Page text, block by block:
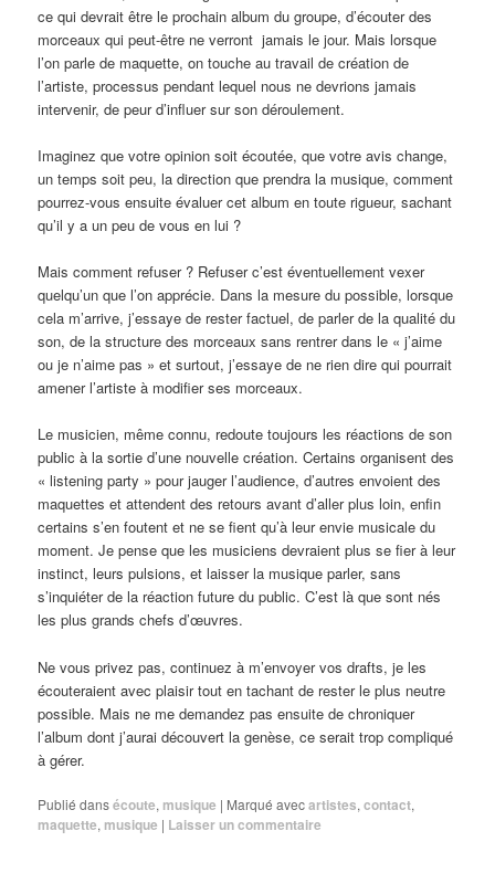
ce qui devrait être le prochain album du groupe, d’écouter des
morceaux qui peut-être ne verront jamais le jour. Mais lorsque
l’on parle de maquette, on touche au travail de création de
l’artiste, processus pendant lequel nous ne devrions jamais
intervenir, de peur d’influer sur son déroulement.
Imaginez que votre opinion soit écoutée, que votre avis change,
un temps soit peu, la direction que prendra la musique, comment
pourrez-vous ensuite évaluer cet album en toute rigueur, sachant
qu’il y a un peu de vous en lui ?
Mais comment refuser ? Refuser c’est éventuellement vexer
quelqu’un que l’on apprécie. Dans la mesure du possible, lorsque
cela m’arrive, j’essaye de rester factuel, de parler de la qualité du
son, de la structure des morceaux sans rentrer dans le « j’aime
ou je n’aime pas » et surtout, j’essaye de ne rien dire qui pourrait
amener l’artiste à modifier ses morceaux.
Le musicien, même connu, redoute toujours les réactions de son
public à la sortie d’une nouvelle création. Certains organisent des
« listening party » pour jauger l’audience, d’autres envoient des
maquettes et attendent des retours avant d’aller plus loin, enfin
certains s’en foutent et ne se fient qu’à leur envie musicale du
moment. Je pense que les musiciens devraient plus se fier à leur
instinct, leurs pulsions, et laisser la musique parler, sans
s’inquiéter de la réaction future du public. C’est là que sont nés
les plus grands chefs d’œuvres.
Ne vous privez pas, continuez à m’envoyer vos drafts, je les
écouteraient avec plaisir tout en tachant de rester le plus neutre
possible. Mais ne me demandez pas ensuite de chroniquer
l’album dont j’aurai découvert la genèse, ce serait trop compliqué
à gérer.
Publié dansécoute, musique | Marqué avecartistes,contact,
maquette, musique | Laisser un commentaire